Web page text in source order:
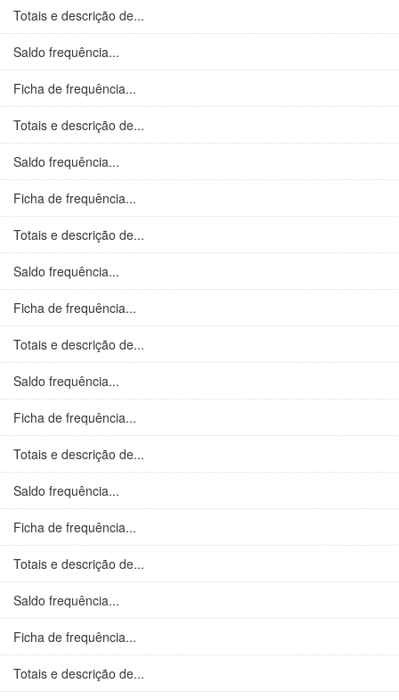
Totais e descrição de...
Saldo frequência...
Ficha de frequência...
Totais e descrição de...
Saldo frequência...
Ficha de frequência...
Totais e descrição de...
Saldo frequência...
Ficha de frequência...
Totais e descrição de...
Saldo frequência...
Ficha de frequência...
Totais e descrição de...
Saldo frequência...
Ficha de frequência...
Totais e descrição de...
Saldo frequência...
Ficha de frequência...
Totais e descrição de...